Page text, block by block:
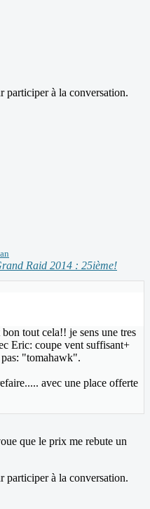
participer à la conversation.
Raid 2014 : 25ième!
tout cela!! je sens une tres
Eric: coupe vent suffisant+
pas: "tomahawk".
avec une place offerte
que le prix me rebute un
participer à la conversation.